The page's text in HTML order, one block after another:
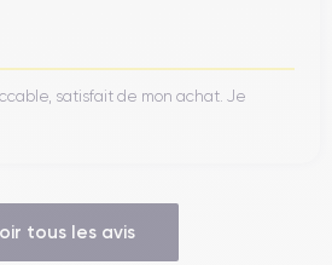
satisfait de mon achat. Je
tous les avis